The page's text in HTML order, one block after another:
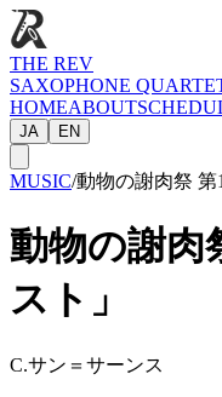
THE REV
SAXOPHONE
HOMEABOUT
JA EN
MUSIC/動物の謝肉祭 第
動物の謝肉
スト」
C.サン＝サーンス